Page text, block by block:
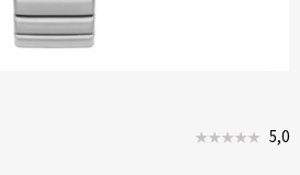
5,0